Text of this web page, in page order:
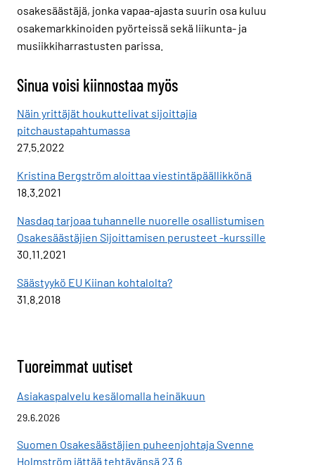
osakesäästäjä, jonka vapaa-ajasta suurin osa kuluu
osakemarkkinoiden pyörteissä sekä liikunta- ja
musiikkiharrastusten parissa.
Sinua voisi kiinnostaa myös
Näin yrittäjät houkuttelivat sijoittajia
pitchaustapahtumassa
27.5.2022
Kristina Bergström aloittaa viestintäpäällikkönä
18.3.2021
Nasdaq tarjoaa tuhannelle nuorelle osallistumisen
Osakesäästäjien Sijoittamisen perusteet -kurssille
30.11.2021
Säästyykö EU Kiinan kohtalolta?
31.8.2018
Tuoreimmat uutiset
Asiakaspalvelu kesälomalla heinäkuun
29.6.2026
Suomen Osakesäästäjien puheenjohtaja Svenne
Holmström jättää tehtävänsä 23.6.